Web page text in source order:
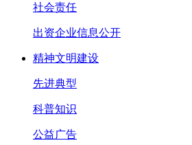
社会责任
出资企业信息公开
精神文明建设
先进典型
科普知识
公益广告